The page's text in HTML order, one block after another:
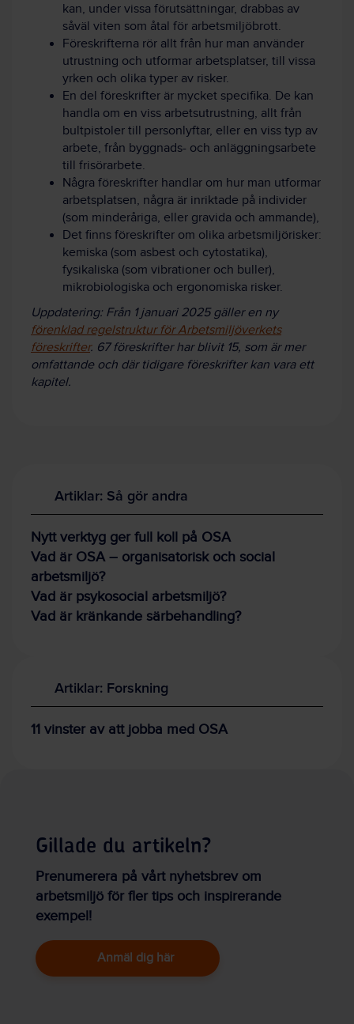
kan, under vissa förutsättningar, drabbas av
såväl viten som åtal för arbetsmiljöbrott.
Föreskrifterna rör allt från hur man använder
utrustning och utformar arbetsplatser, till vissa
yrken och olika typer av risker.
En del föreskrifter är mycket specifika. De kan
handla om en viss arbetsutrustning, allt från
bultpistoler till personlyftar, eller en viss typ av
arbete, från byggnads- och anläggningsarbete
till frisörarbete.
Några föreskrifter handlar om hur man utformar
arbetsplatsen, några är inriktade på individer
(som minderåriga, eller gravida och ammande),
Det finns föreskrifter om olika arbetsmiljörisker:
kemiska (som asbest och cytostatika),
fysikaliska (som vibrationer och buller),
mikrobiologiska och ergonomiska risker.
Uppdatering: Från 1 januari 2025 gäller en ny
förenklad regelstruktur för Arbetsmiljöverkets
föreskrifter. 67 föreskrifter har blivit 15, som är mer
omfattande och där tidigare föreskrifter kan vara ett
kapitel.
Artiklar: Så gör andra
Nytt verktyg ger full koll på OSA
Vad är OSA – organisatorisk och social
arbetsmiljö?
Vad är psykosocial arbetsmiljö?
Vad är kränkande särbehandling?
Artiklar: Forskning
11 vinster av att jobba med OSA
Gillade du artikeln?
Prenumerera på vårt nyhetsbrev om
arbetsmiljö för fler tips och inspirerande
exempel!
Anmäl dig här